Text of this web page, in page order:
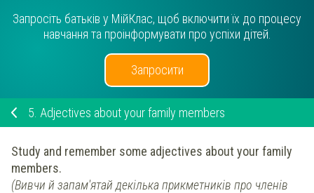
Запросіть батьків у МійКлас, щоб включити їх до процесу
навчання та проінформувати про успіхи дітей.
Запросити
5. Adjectives about your family members
Study and remember some adjectives about your family
members.
(Вивчи й запам'ятай декілька прикметників про членів